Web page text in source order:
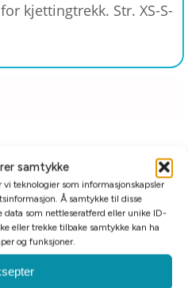
samtykke
vi teknologier som informasjonskapsler
Å samtykke til disse
data som nettleseratferd eller unike ID-
eller trekke tilbake samtykke kan ha
og funksjoner.
kjettingtrekk. Str. XS-S-